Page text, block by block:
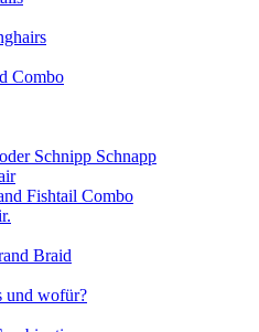
Combo
Schnipp Schnapp
Fishtail Combo
Braid
und wofür?